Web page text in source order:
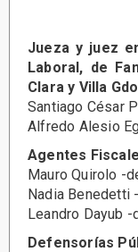
Jueza y juez
Laboral, de
Clara y Villa
Santiago César
Alfredo Alesio
Agentes
Mauro Quirolo -
Nadia Benedetti
Leandro Dayub
Defensorías